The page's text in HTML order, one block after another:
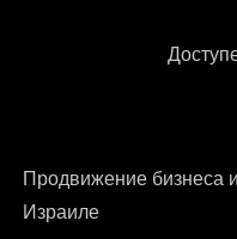
Продвижение бизнеса
Израиле